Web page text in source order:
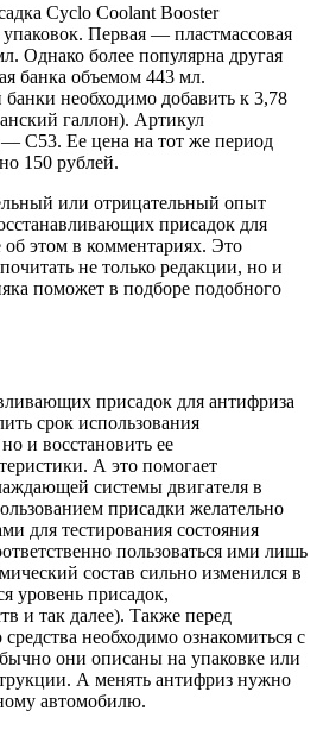
Cyclo Coolant Booster
упаковок. Первая — пластмассовая
Однако более популярна другая
банка объемом 443 мл.
необходимо добавить к 3,78
галлон). Артикул
C53. Ее цена на тот же период
150 рублей.
или отрицательный опыт
присадок для
этом в комментариях. Это
не только редакции, но и
поможет в подборе подобного
присадок для антифриза
срок использования
и восстановить ее
А это помогает
системы двигателя в
присадки желательно
для тестирования состояния
пользоваться ими лишь
состав сильно изменился в
уровень присадок,
и так далее). Также перед
необходимо ознакомиться с
они описаны на упаковке или
А менять антифриз нужно
автомобилю.